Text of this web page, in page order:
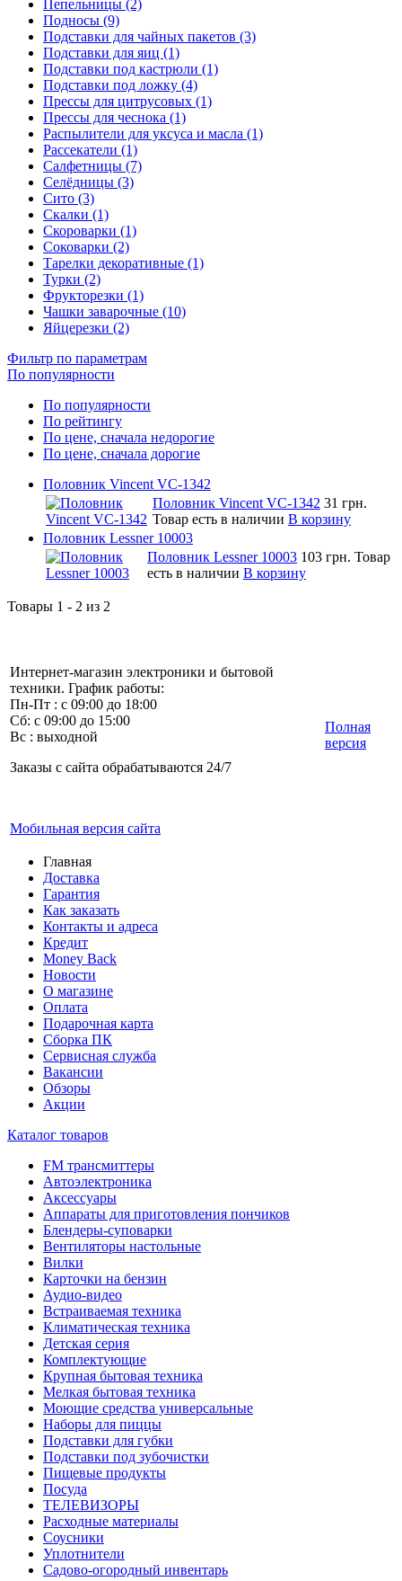
Пепельницы (2)
Подносы (9)
Подставки для чайных пакетов (3)
Подставки для яиц (1)
Подставки под кастрюли (1)
Подставки под ложку (4)
Прессы для цитрусовых (1)
Прессы для чеснока (1)
Распылители для уксуса и масла (1)
Рассекатели (1)
Салфетницы (7)
Селёдницы (3)
Сито (3)
Скалки (1)
Скороварки (1)
Соковарки (2)
Тарелки декоративные (1)
Турки (2)
Фрукторезки (1)
Чашки заварочные (10)
Яйцерезки (2)
Фильтр по параметрам
По популярности
По популярности
По рейтингу
По цене, сначала недорогие
По цене, сначала дорогие
Половник Vincent VC-1342
Половник Vincent VC-1342 31 грн.
Товар есть в наличии В корзину
Половник Lessner 10003
Половник Lessner 10003 103 грн. Товар
есть в наличии В корзину
Товары 1 - 2 из 2
Интернет-магазин электроники и бытовой
техники. График работы:
Пн-Пт : с 09:00 до 18:00
Сб: с 09:00 до 15:00
Вс : выходной
Заказы с сайта обрабатываются 24/7
Мобильная версия сайта
Полная
версия
Главная
Доставка
Гарантия
Как заказать
Контакты и адреса
Кредит
Money Back
Новости
О магазине
Оплата
Подарочная карта
Сборка ПК
Сервисная служба
Вакансии
Обзоры
Акции
Каталог товаров
FM трансмиттеры
Автоэлектроника
Аксессуары
Аппараты для приготовления пончиков
Блендеры-суповарки
Вентиляторы настольные
Вилки
Карточки на бензин
Аудио-видео
Встраиваемая техника
Климатическая техника
Детская серия
Комплектующие
Крупная бытовая техника
Мелкая бытовая техника
Моющие средства универсальные
Наборы для пиццы
Подставки для губки
Подставки под зубочистки
Пищевые продукты
Посуда
ТЕЛЕВИЗОРЫ
Расходные материалы
Соусники
Уплотнители
Садово-огородный инвентарь